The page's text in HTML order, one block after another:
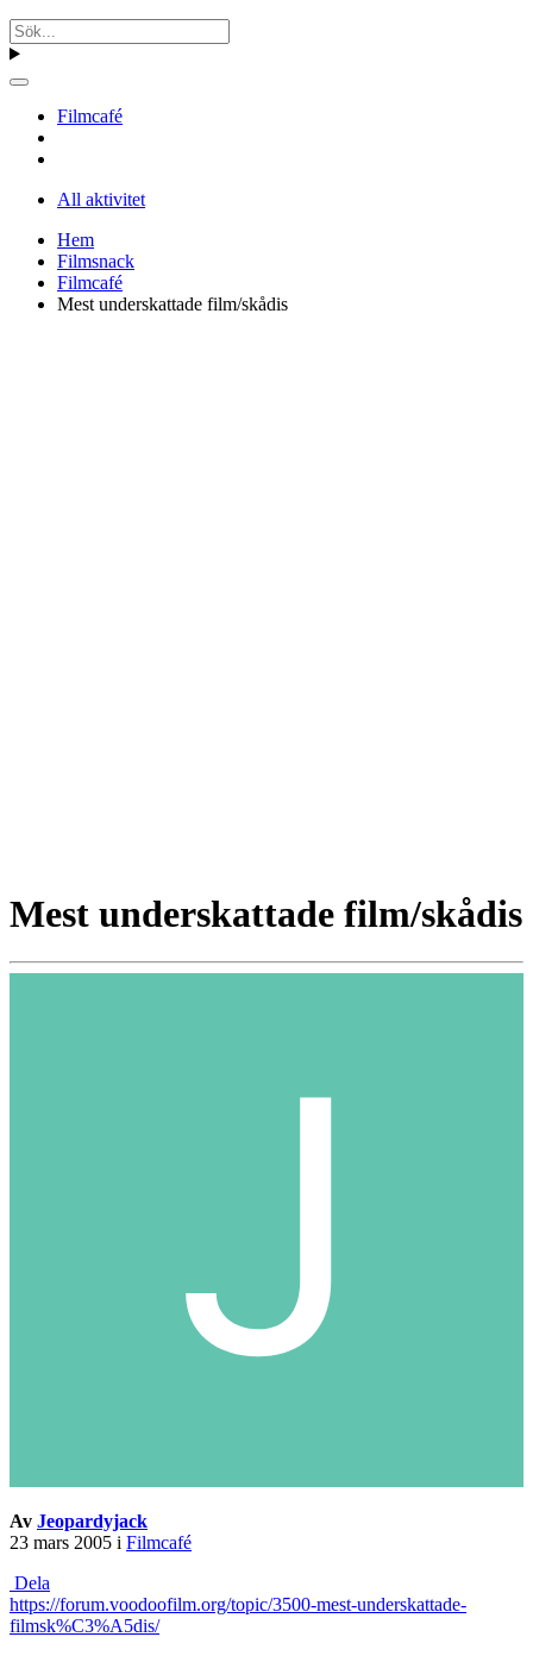
Filmcafé
All aktivitet
Hem
Filmsnack
Filmcafé
Mest underskattade film/skådis
Mest underskattade film/skådis
Av Jeopardyjack
23 mars 2005 i Filmcafé
Dela
https://forum.voodoofilm.org/topic/3500-mest-underskattade-
filmsk%C3%A5dis/